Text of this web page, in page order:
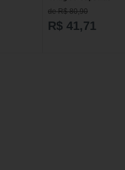
de R$ 80,90
R$ 41,71